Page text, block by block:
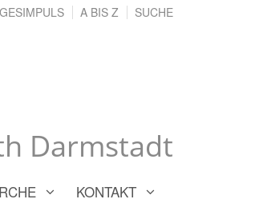
Darmstadt
A BIS Z SUCHE
KONTAKT